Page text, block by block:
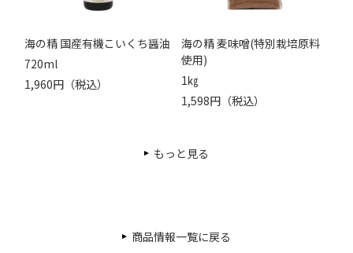
海の精 国産有機こいくち醤油
720ml
1,960円（税込）
海の精 麦味噌(特別栽培原料
使用)
1㎏
1,598円（税込）
もっと見る
商品情報一覧に戻る